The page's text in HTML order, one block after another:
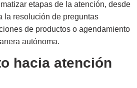
etapas de la atención, desde
la resolución de preguntas
de productos o agendamiento
autónoma.
hacia atención